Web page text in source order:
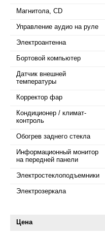
Магнитола, CD
Управление аудио на руле
Электроантенна
Бортовой компьютер
Датчик внешней
температуры
Корректор фар
Кондиционер / климат-
контроль
Обогрев заднего стекла
Информационный монитор
на передней панели
Электростеклоподъемники
Электрозеркала
Цена